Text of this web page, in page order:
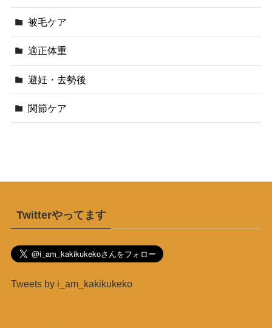
被毛ケア
適正体重
避妊・去勢後
関節ケア
Twitterやってます
Tweets by i_am_kakikukeko